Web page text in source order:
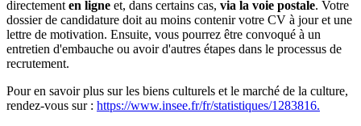
directement en ligne et, dans certains cas, via la voie postale. Votre
dossier de candidature doit au moins contenir votre CV à jour et une
lettre de motivation. Ensuite, vous pourrez être convoqué à un
entretien d'embauche ou avoir d'autres étapes dans le processus de
recrutement.
Pour en savoir plus sur les biens culturels et le marché de la culture,
rendez-vous sur : https://www.insee.fr/fr/statistiques/1283816.